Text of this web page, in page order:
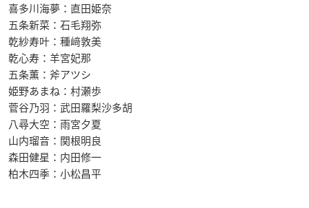
喜多川海夢：直田姫奈
五条新菜：石毛翔弥
乾紗寿叶：種﨑敦美
乾心寿：羊宮妃那
五条薫：斧アツシ
姫野あまね：村瀬歩
菅谷乃羽：武田羅梨沙多胡
八尋大空：雨宮夕夏
山内瑠音：関根明良
森田健星：内田修一
柏木四季：小松昌平